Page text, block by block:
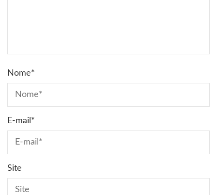
Nome*
E-mail *
Site